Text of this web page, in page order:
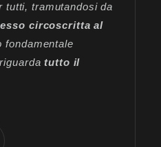
tutti, tramutandosi da
circoscritta al
fondamentale
riguardatutto il